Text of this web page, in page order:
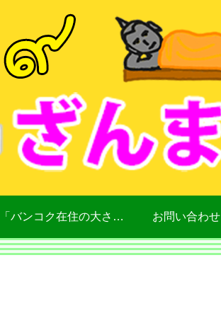
「バンコク在住の大さん」について お問い合わせ